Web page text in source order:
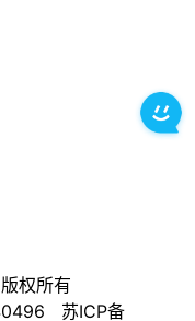
权所有
苏ICP备